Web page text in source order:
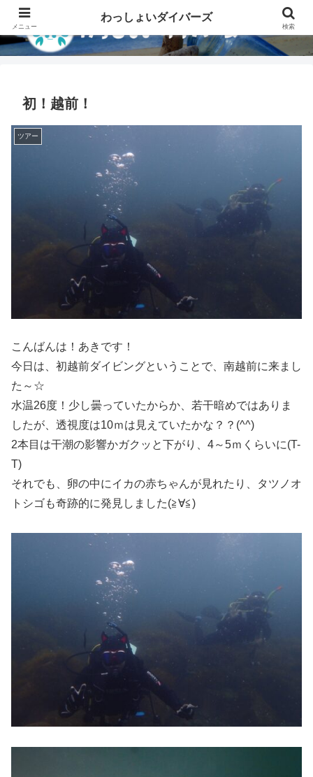
初！越前！
ツアー
こんばんは！あきです！
今日は、初越前ダイビングということで、南越前に来まし
た～☆
水温26度！少し曇っていたからか、若干暗めではありま
したが、透視度は10ｍは見えていたかな？？(^^)
2本目は干潮の影響かガクッと下がり、4～5ｍくらいに(T-
T)
それでも、卵の中にイカの赤ちゃんが見れたり、タツノオ
トシゴも奇跡的に発見しました(≧∀≦)
メニュー
わっしょいダイバーズ
検索